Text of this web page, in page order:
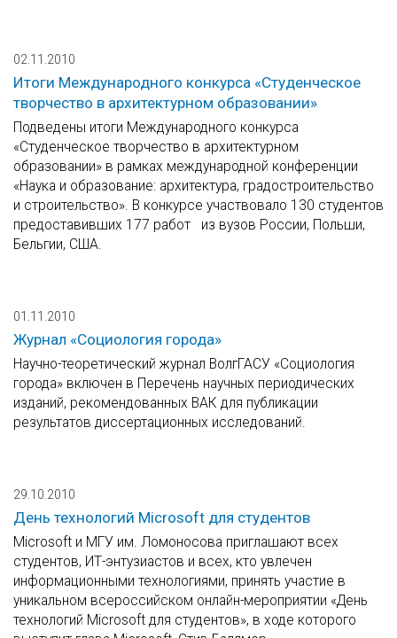
02.11.2010
Итоги Международного конкурса «Студенческое
творчество в архитектурном образовании»
Подведены итоги Международного конкурса
«Студенческое творчество в архитектурном
образовании» в рамках международной конференции
«Наука и образование: архитектура, градостроительство
и строительство». В конкурсе участвовало 130 студентов
предоставивших 177 работ из вузов России, Польши,
Бельгии, США.
01.11.2010
Журнал «Социология города»
Научно-теоретический журнал ВолгГАСУ «Социология
города» включен в Перечень научных периодических
изданий, рекомендованных ВАК для публикации
результатов диссертационных исследований.
29.10.2010
День технологий Microsoft для студентов
Microsoft и МГУ им. Ломоносова приглашают всех
студентов, ИТ-энтузиастов и всех, кто увлечен
информационными технологиями, принять участие в
уникальном всероссийском онлайн-мероприятии «День
технологий Microsoft для студентов», в ходе которого